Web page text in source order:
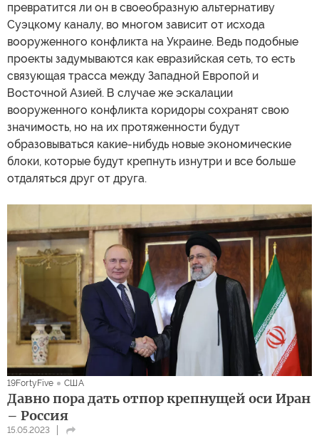
превратится ли он в своеобразную альтернативу
Суэцкому каналу, во многом зависит от исхода
вооруженного конфликта на Украине. Ведь подобные
проекты задумываются как евразийская сеть, то есть
связующая трасса между Западной Европой и
Восточной Азией. В случае же эскалации
вооруженного конфликта коридоры сохранят свою
значимость, но на их протяженности будут
образовываться какие-нибудь новые экономические
блоки, которые будут крепнуть изнутри и все больше
отдаляться друг от друга.
19FortyFive США
Давно пора дать отпор крепнущей оси Иран
– Россия
15.05.2023